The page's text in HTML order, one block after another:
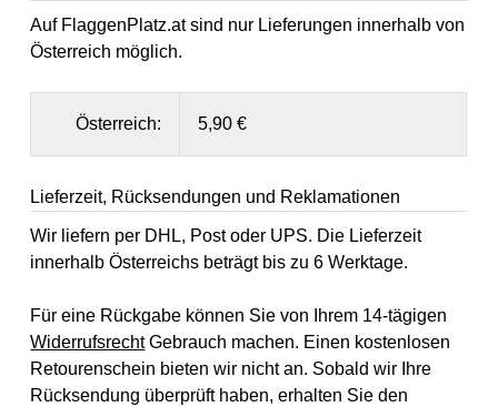
Auf FlaggenPlatz.at sind nur Lieferungen innerhalb von
Österreich möglich.
Österreich: 5,90 €
Lieferzeit, Rücksendungen und Reklamationen
Wir liefern per DHL, Post oder UPS. Die Lieferzeit
innerhalb Österreichs beträgt bis zu 6 Werktage.
Für eine Rückgabe können Sie von Ihrem 14-tägigen
WiderrufsrechtGebrauch machen. Einen kostenlosen
Retourenschein bieten wir nicht an. Sobald wir Ihre
Rücksendung überprüft haben, erhalten Sie den